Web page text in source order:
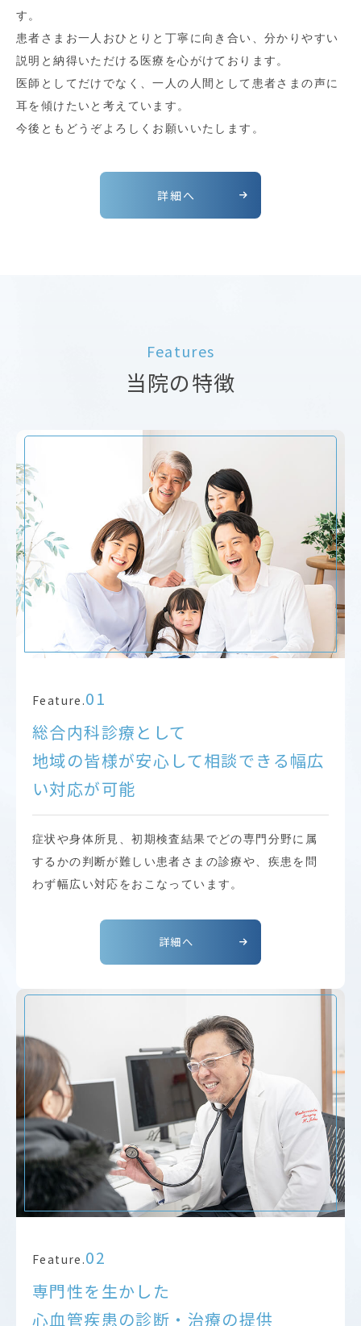
す。
患者さまお一人おひとりと丁寧に向き合い、分かりやすい
説明と納得いただける医療を心がけております。
医師としてだけでなく、一人の人間として患者さまの声に
耳を傾けたいと考えています。
今後ともどうぞよろしくお願いいたします。
詳細へ
Features
当院の特徴
Feature.01
総合内科診療として
地域の皆様が安心して相談できる幅広
い対応が可能
症状や身体所見、初期検査結果でどの専門分野に属
するかの判断が難しい患者さまの診療や、疾患を問
わず幅広い対応をおこなっています。
詳細へ
Feature.02
専門性を生かした
心血管疾患の診断・治療の提供